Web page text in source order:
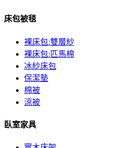
床包被毯
裸床包:雙層紗
裸床包:匹馬棉
冰紗床包
保潔墊
棉被
涼被
臥室家具